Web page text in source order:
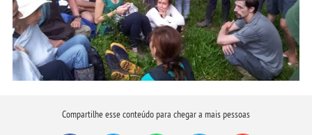
Compartilhe esse conteúdo para chegar a mais pessoas